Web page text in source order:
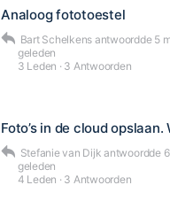
Analoog fototoestel
Bart Schelkens antwoordde 5
geleden
3 Leden · 3 Antwoorden
Foto’s in de cloud opslaan.
Stefanie van Dijk antwoordde
geleden
4 Leden · 3 Antwoorden